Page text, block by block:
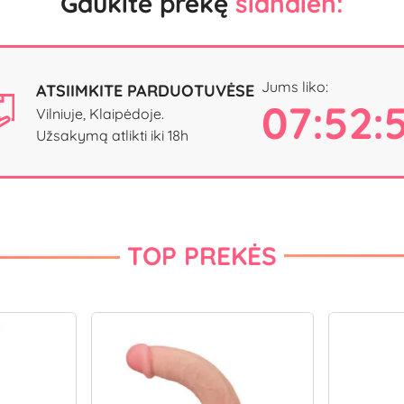
ATSIIMKITE PARDUOTUVĖSE
Vilniuje, Klaipėdoje.
Užsakymą atlikti iki 18h
Jums liko:
TOP PREKĖS